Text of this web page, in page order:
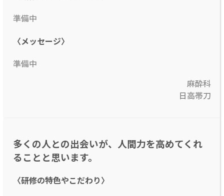
準備中
〈メッセージ〉
準備中
麻酔科
日高帯刀
多くの人との出会いが、人間力を高めてくれ
ることと思います。
〈研修の特色やこだわり〉